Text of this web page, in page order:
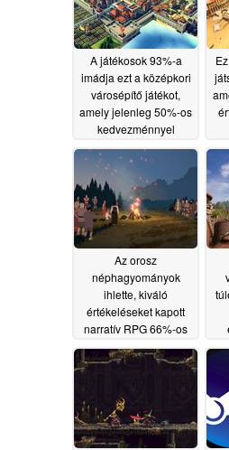
A játékosok 93%-a
imádja ezt a középkori
városépítő játékot,
amely jelenleg 50%-os
kedvezménnyel
kapható a Steam-en
06/22/2026
Az orosz
néphagyományok
ihlette, kiváló
értékeléseket kapott
narratív RPG 66%-os
kedvezménnyel
kapható a Steam-en